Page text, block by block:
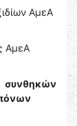
ΑμεΑ
ΑμεΑ